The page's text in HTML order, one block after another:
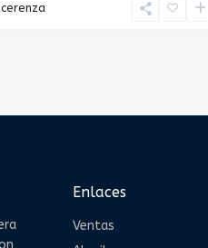
Enlaces
Ventas